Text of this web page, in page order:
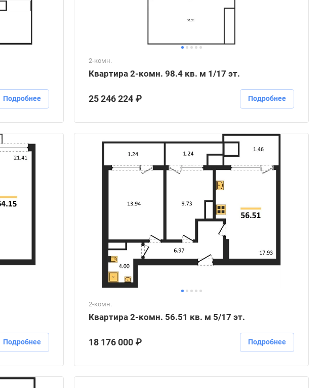
Подробнее
2-комн.
Квартира 2-комн. 98.4 кв. м 1/17 эт.
25 246 224 ₽ Подробнее
Подробнее
2-комн.
Квартира 2-комн. 56.51 кв. м 5/17 эт.
18 176 000 ₽ Подробнее